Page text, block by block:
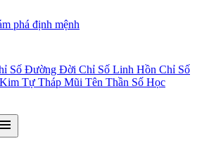
phá định mệnh
Số Đường Đời Chỉ Số Linh Hồn Chỉ Số
Tự Tháp Mũi Tên Thần Số Học